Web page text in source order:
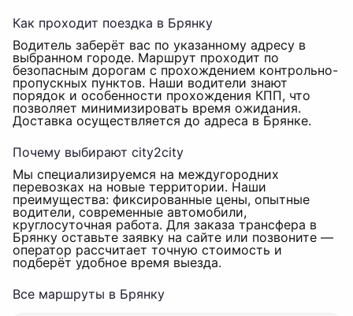
Как проходит поездка в Брянку
Водитель заберёт вас по указанному адресу в
выбранном городе. Маршрут проходит по
безопасным дорогам с прохождением контрольно-
пропускных пунктов. Наши водители знают
порядок и особенности прохождения КПП, что
позволяет минимизировать время ожидания.
Доставка осуществляется до адреса в Брянке.
Почему выбирают city2city
Мы специализируемся на междугородних
перевозках на новые территории. Наши
преимущества: фиксированные цены, опытные
водители, современные автомобили,
круглосуточная работа. Для заказа трансфера в
Брянку оставьте заявку на сайте или позвоните —
оператор рассчитает точную стоимость и
подберёт удобное время выезда.
Все маршруты в Брянку